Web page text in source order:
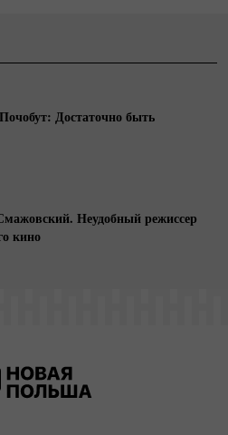
документального
их матерей»).
Достаточно быть
Неудобный режиссер
кино